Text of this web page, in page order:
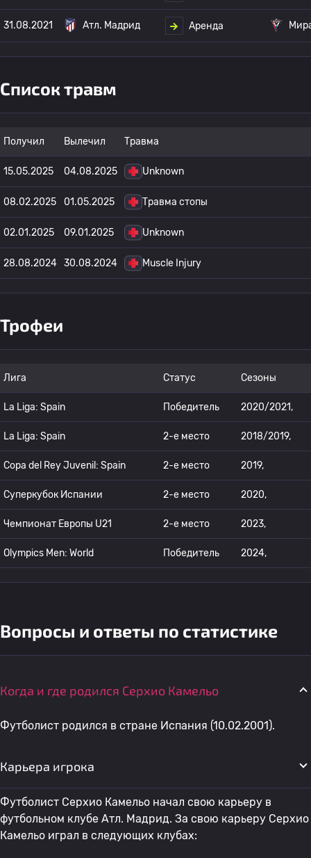
31.08.2021 Атл. Мадрид Аренда
Список травм
Получил Вылечил Травма
15.05.2025 04.08.2025 Unknown
08.02.2025 01.05.2025 Травма стопы
02.01.2025 09.01.2025 Unknown
28.08.2024 30.08.2024 Muscle Injury
Трофеи
Лига Статус Сезоны
La Liga: Spain Победитель 2020/2021,
La Liga: Spain 2-е место 2018/2019,
Copa del Rey Juvenil: Spain 2-е место 2019,
Суперкубок Испании 2-е место 2020,
Чемпионат Европы U21 2-е место 2023,
Olympics Men: World Победитель 2024,
Вопросы и ответы по статистике
Когда и где родился Серхио Камельо
Футболист родился в стране Испания (10.02.2001).
Карьера игрока
Футболист Серхио Камельо начал свою карьеру в
футбольном клубе Атл. Мадрид. За свою карьеру Серхио
Камельо играл в следующих клубах: